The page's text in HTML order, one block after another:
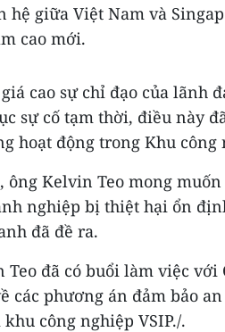
hệ giữa Việt Nam và
cao mới.
cao sự chỉ đạo của lãnh
sự cố tạm thời, điều này
hoạt động trong Khu công
ông Kelvin Teo mong
nghiệp bị thiệt hại ổn
đã đề ra.
Teo đã có buổi làm việc
các phương án đảm bảo
công nghiệp VSIP./.